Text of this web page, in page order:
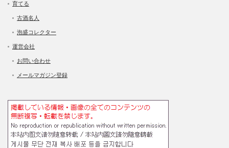
育てる
古酒名人
泡盛コレクター
運営会社
お問い合わせ
メールマガジン登録